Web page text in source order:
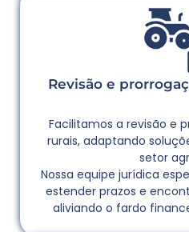
Revisão e
Facilitamos a revisão e
rurais, adaptando
setor
Nossa equipe jurídica
estender prazos e
aliviando o fardo